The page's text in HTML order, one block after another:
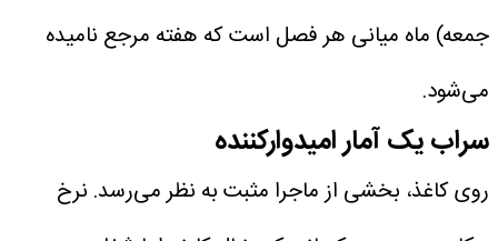
جمعه) ماه میانی هر فصل است که هفته مرجع نامیده
می‌شود.
سراب یک آمار امیدوارکننده
روی کاغذ، بخشی از ماجرا مثبت به نظر می‌رسد. نرخ